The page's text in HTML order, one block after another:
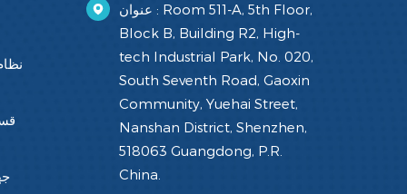
عنوان : Room 511-A, 5th Floor,
Block B, Building R2, High-
tech Industrial Park, No. 020,
South Seventh Road, Gaoxin
Community, Yuehai Street,
Nanshan District, Shenzhen,
518063 Guangdong, P.R.
China.